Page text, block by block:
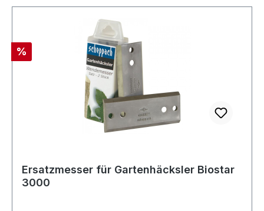
Rabatt
%
Ersatzmesser für Gartenhäcksler Biostar
3000